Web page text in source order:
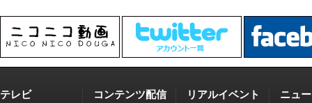
テレビ コンテンツ配信 リアルイベント ニュ